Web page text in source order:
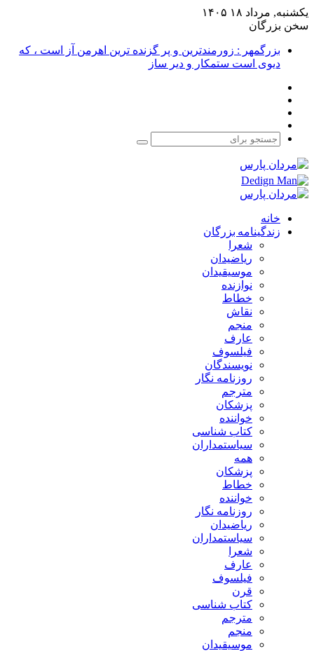
یکشنبه, مرداد ۱۸ ۱۴۰۵
سخن بزرگان
بزرگمهر : زورمندترین و پر گزنده ترین اهرمن آز است ، که
دیوی است ستمکار و دیر ساز
جستجو
خانه
زندگینامه بزرگان
شعرا
ریاضیدان
موسیقیدان
نوازنده
خطاط
نقاش
منجم
عارف
فیلسوف
نویسندگان
روزنامه نگار
مترجم
پزشکان
خواننده
کتاب شناسی
سیاستمداران
همه
پزشکان
خطاط
خواننده
روزنامه نگار
ریاضیدان
سیاستمداران
شعرا
عارف
فیلسوف
قرن
کتاب شناسی
مترجم
منجم
موسیقیدان